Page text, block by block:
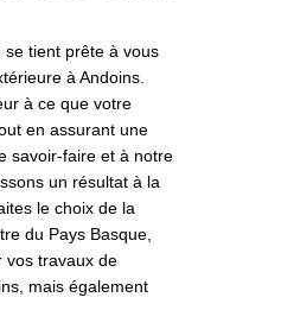
se tient prête à vous
à Andoins.
à ce que votre
en assurant une
savoir-faire et à notre
un résultat à la
le choix de la
du Pays Basque,
vos travaux de
mais également